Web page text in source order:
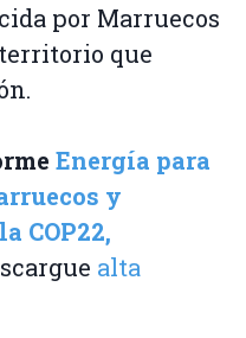
por Marruecos
que
Energía para
y
COP22,
alta